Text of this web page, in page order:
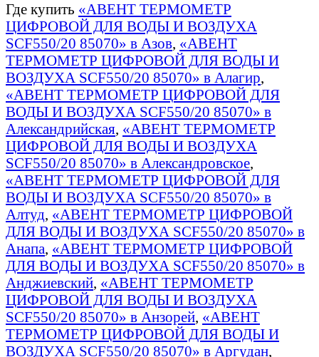
Где купить «АВЕНТ ТЕРМОМЕТР
ЦИФРОВОЙ ДЛЯ ВОДЫ И ВОЗДУХА
SCF550/20 85070» в Азов, «АВЕНТ
ТЕРМОМЕТР ЦИФРОВОЙ ДЛЯ ВОДЫ И
ВОЗДУХА SCF550/20 85070» в Алагир,
«АВЕНТ ТЕРМОМЕТР ЦИФРОВОЙ ДЛЯ
ВОДЫ И ВОЗДУХА SCF550/20 85070» в
Александрийская, «АВЕНТ ТЕРМОМЕТР
ЦИФРОВОЙ ДЛЯ ВОДЫ И ВОЗДУХА
SCF550/20 85070» в Александровское,
«АВЕНТ ТЕРМОМЕТР ЦИФРОВОЙ ДЛЯ
ВОДЫ И ВОЗДУХА SCF550/20 85070» в
Алтуд, «АВЕНТ ТЕРМОМЕТР ЦИФРОВОЙ
ДЛЯ ВОДЫ И ВОЗДУХА SCF550/20 85070» в
Анапа, «АВЕНТ ТЕРМОМЕТР ЦИФРОВОЙ
ДЛЯ ВОДЫ И ВОЗДУХА SCF550/20 85070» в
Анджиевский, «АВЕНТ ТЕРМОМЕТР
ЦИФРОВОЙ ДЛЯ ВОДЫ И ВОЗДУХА
SCF550/20 85070» в Анзорей, «АВЕНТ
ТЕРМОМЕТР ЦИФРОВОЙ ДЛЯ ВОДЫ И
ВОЗДУХА SCF550/20 85070» в Аргудан,